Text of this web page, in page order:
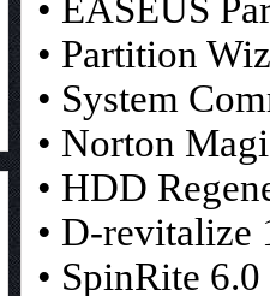
• EASEUS
• Partition
• System
• Norton
• HDD
• D-revitalize
• SpinRite 6.0